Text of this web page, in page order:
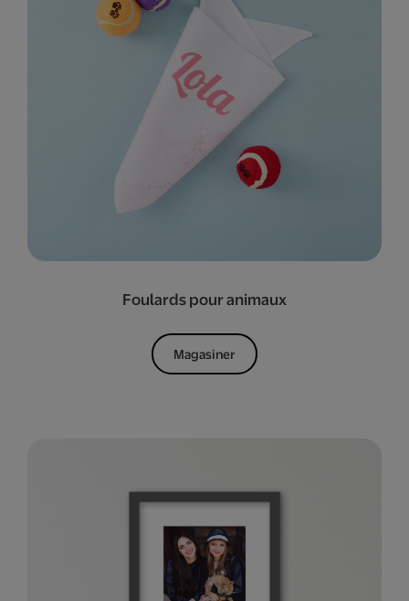
Foulards pour animaux
Magasiner